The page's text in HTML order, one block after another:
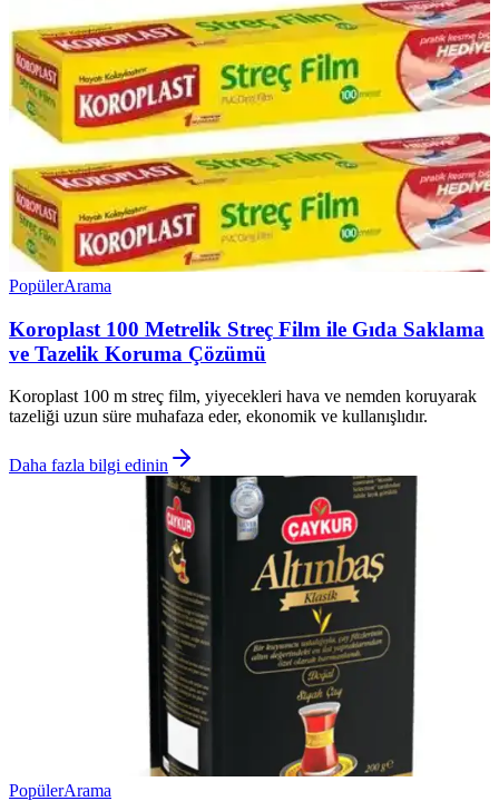
PopülerArama
Koroplast 100 Metrelik Streç Film ile Gıda Saklama
ve Tazelik Koruma Çözümü
Koroplast 100 m streç film, yiyecekleri hava ve nemden koruyarak
tazeliği uzun süre muhafaza eder, ekonomik ve kullanışlıdır.
Daha fazla bilgi edinin
PopülerArama